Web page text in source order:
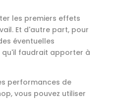
les premiers effets
Et d'autre part, pour
éventuelles
faudrait apporter à
performances de
vous pouvez utiliser